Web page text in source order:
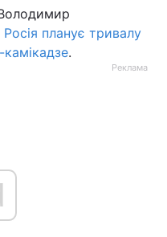
Росія планує тривалу
.
Реклама